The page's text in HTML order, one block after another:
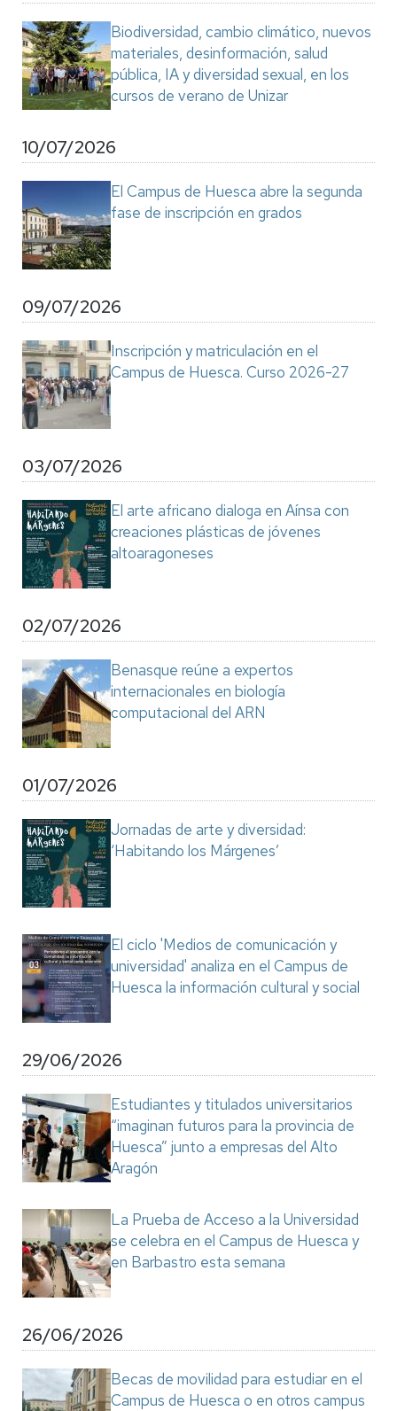
Biodiversidad, cambio climático, nuevos
materiales, desinformación, salud
pública, IA y diversidad sexual, en los
cursos de verano de Unizar
10/07/2026
El Campus de Huesca abre la segunda
fase de inscripción en grados
09/07/2026
Inscripción y matriculación en el
Campus de Huesca. Curso 2026-27
03/07/2026
El arte africano dialoga en Aínsa con
creaciones plásticas de jóvenes
altoaragoneses
02/07/2026
Benasque reúne a expertos
internacionales en biología
computacional del ARN
01/07/2026
Jornadas de arte y diversidad:
‘Habitando los Márgenes’
El ciclo 'Medios de comunicación y
universidad' analiza en el Campus de
Huesca la información cultural y social
29/06/2026
Estudiantes y titulados universitarios
“imaginan futuros para la provincia de
Huesca” junto a empresas del Alto
Aragón
La Prueba de Acceso a la Universidad
se celebra en el Campus de Huesca y
en Barbastro esta semana
26/06/2026
Becas de movilidad para estudiar en el
Campus de Huesca o en otros campus